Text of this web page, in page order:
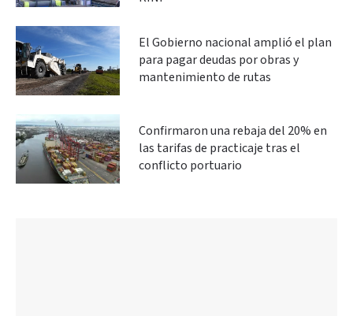
El Gobierno nacional amplió el plan
para pagar deudas por obras y
mantenimiento de rutas
Confirmaron una rebaja del 20% en
las tarifas de practicaje tras el
conflicto portuario